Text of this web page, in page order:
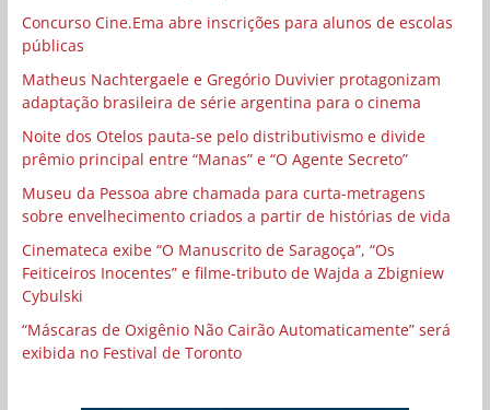
Concurso Cine.Ema abre inscrições para alunos de escolas
públicas
Matheus Nachtergaele e Gregório Duvivier protagonizam
adaptação brasileira de série argentina para o cinema
Noite dos Otelos pauta-se pelo distributivismo e divide
prêmio principal entre “Manas” e “O Agente Secreto”
Museu da Pessoa abre chamada para curta-metragens
sobre envelhecimento criados a partir de histórias de vida
Cinemateca exibe “O Manuscrito de Saragoça”, “Os
Feiticeiros Inocentes” e filme-tributo de Wajda a Zbigniew
Cybulski
“Máscaras de Oxigênio Não Cairão Automaticamente” será
exibida no Festival de Toronto